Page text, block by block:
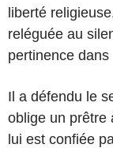
liberté
reléguée au
pertinence
Il a défendu le
oblige un prêtre
lui est confiée